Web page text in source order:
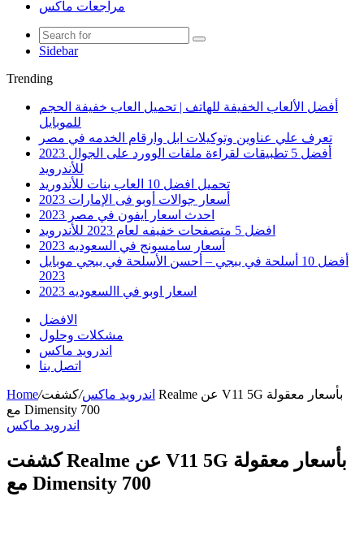
مراجعات ماكس
Sidebar
Trending
أفضل الألعاب الخفيفة للهاتف | تحميل العاب خفيفة الحجم
للموبايل
تعرف علي عناوين وتوكيلات ابل وارقام الخدمه في مصر
أفضل 5 تطبيقات لقراءة ملفات الوورد على الجوال 2023
للأندرويد
تحميل افضل 10 العاب بنات للأندوريد
أسعار جوالات أوبو فى الإمارات 2023
احدث اسعار ايفون في مصر 2023
افضل 5 متصفحات خفيفه لعام 2023 للأندرويد
أسعار سامسونج في السعوديه 2023
أفضل 10 أسلحة في ببجي – أحسن الأسلحة في ببجي موبايل
2023
اسعار اوبو في االسعوديه 2023
الافضل
مشكلات وحلول
اندرويد ماكس
اتصل بنا
Home/ اندرويد ماكس/كشفت Realme عن V11 5G بأسعار معقولة
مع Dimensity 700
اندرويد ماكس
كشفت Realme عن V11 5G بأسعار معقولة
مع Dimensity 700